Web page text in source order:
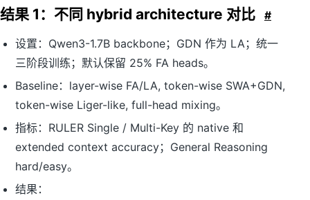
结果 1：不同 hybrid architecture 对比 #
设置：Qwen3-1.7B backbone；GDN 作为 LA；统一
三阶段训练；默认保留 25% FA heads。
Baseline：layer-wise FA/LA, token-wise SWA+GDN,
token-wise Liger-like, full-head mixing。
指标：RULER Single / Multi-Key 的 native 和
extended context accuracy；General Reasoning
hard/easy。
结果：